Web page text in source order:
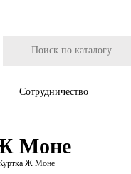
Сотрудничество
Моне
Ж Моне